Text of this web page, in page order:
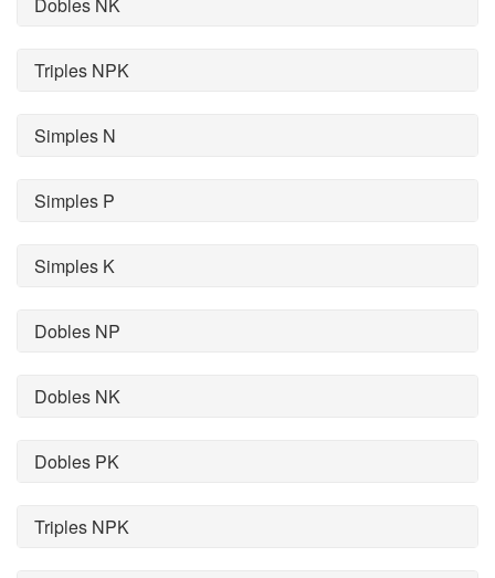
Triples NPK
Simples N
Simples P
Simples K
Dobles NP
Dobles NK
Dobles PK
Triples NPK